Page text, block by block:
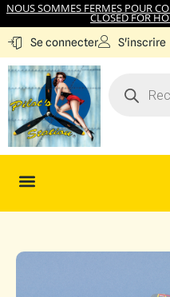
NOUS SOMMES FERMES POUR
CLOSED FOR
Se connecter S'inscrire